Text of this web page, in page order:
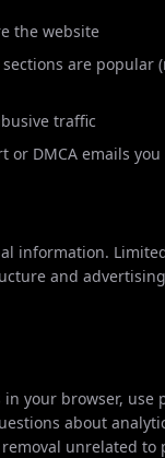
the website
are popular
traffic
or DMCA emails you
information.
and
in your browser, use
about
unrelated to